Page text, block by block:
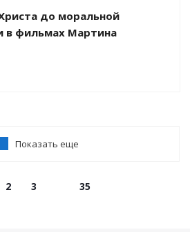
до моральной
в фильмах Мартина
Показать еще
2 3 35